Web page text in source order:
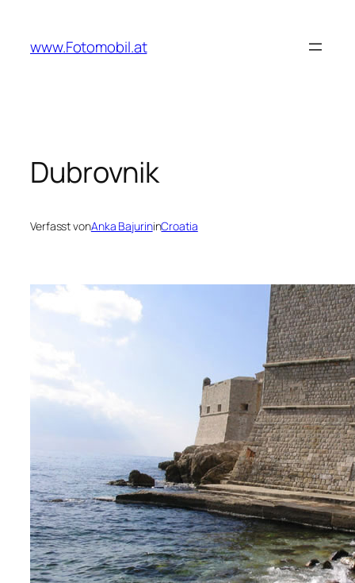
springen
www.Fotomobil.at
Dubrovnik
Verfasst vonAnka BajurininCroatia